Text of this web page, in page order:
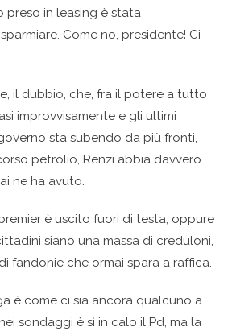
preso in leasing è stata
Come no, presidente! Ci
il dubbio, che, fra il potere a tutto
improvvisamente e gli ultimi
sta subendo da più fronti,
petrolio, Renzi abbia davvero
ne ha avuto.
è uscito fuori di testa, oppure
siano una massa di creduloni,
fandonie che ormai spara a raffica.
è come ci sia ancora qualcuno a
sondaggi è sì in calo il Pd, ma la